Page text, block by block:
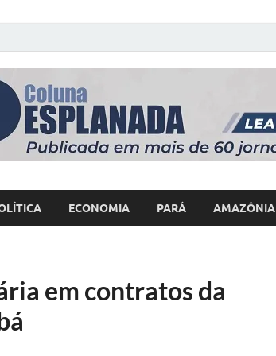
ECONOMIA PARÁ AMAZÔNIA
em contratos da